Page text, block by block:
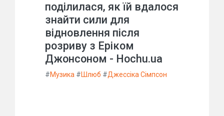
поділилася, як їй вдалося
знайти сили для
відновлення після
розриву з Еріком
Джонсоном - Hochu.ua
#Музика #Шлюб #Джессіка Сімпсон